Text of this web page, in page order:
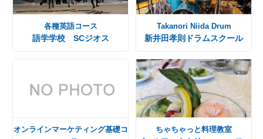
各種英語コース
語学学校 SCジオス
Takanori Niida Drum
新井田孝則ドラムスクール
オンラインマーケティング基礎コ
ちゃちゃっと料理教室